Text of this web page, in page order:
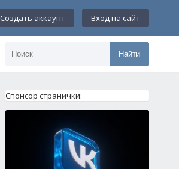
Создать аккаунт Вход на сайт
Найти
Спонсор странички: